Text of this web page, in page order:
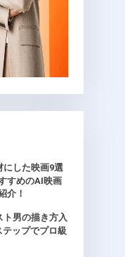
にした映画9選
すめのAI映画
介！
ト男の描き方入
テップでプロ級